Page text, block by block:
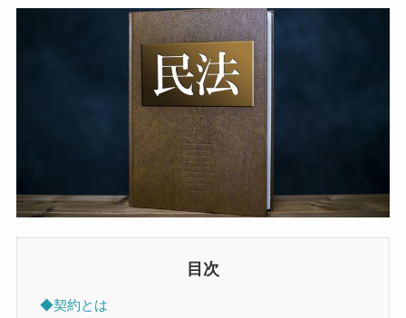
目次
◆契約とは